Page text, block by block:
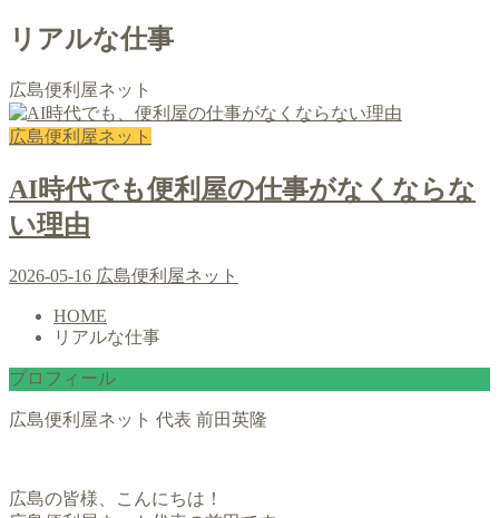
リアルな仕事
広島便利屋ネット
広島便利屋ネット
AI時代でも便利屋の仕事がなくならな
い理由
2026-05-16 広島便利屋ネット
HOME
リアルな仕事
プロフィール
広島便利屋ネット 代表 前田英隆
広島の皆様、こんにちは！